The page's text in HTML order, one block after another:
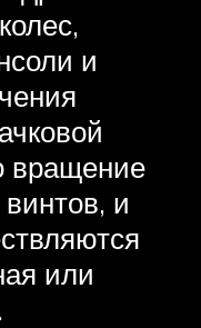
и
вращение
и
или